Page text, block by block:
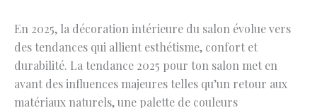
En 2025, la décoration intérieure du salon évolue vers
des tendances qui allient esthétisme, confort et
durabilité. La tendance 2025 pour ton salon met en
avant des influences majeures telles qu’un retour aux
matériaux naturels, une palette de couleurs